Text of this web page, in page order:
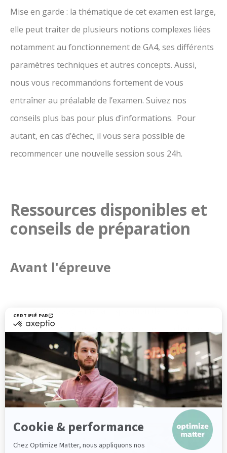
Mise en garde : la thématique de cet examen est large,
elle peut traiter de plusieurs notions complexes liées
notamment au fonctionnement de GA4, ses différents
paramètres techniques et autres concepts. Aussi,
nous vous recommandons fortement de vous
entraîner au préalable de l’examen. Suivez nos
conseils plus bas pour plus d’informations. Pour
autant, en cas d’échec, il vous sera possible de
recommencer une nouvelle session sous 24h.
Ressources disponibles et
conseils de préparation
Avant l'épreuve
Sachez que Google met à disposition de tous la
documentation et les cours nécessaires à la bonne
compréhension de l’outil dans son entièreté, sur sa
Google Analytics Academy
.